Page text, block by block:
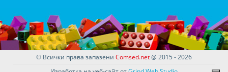
© Всички права запазени Comsed.net@ 2015 - 2026